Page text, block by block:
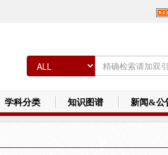
学科分类 知识图谱 新闻&公